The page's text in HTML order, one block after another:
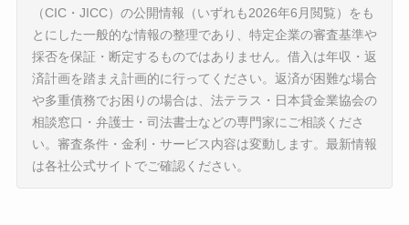
（CIC・JICC）の公開情報（いずれも2026年6月閲覧）をも
とにした一般的な情報の整理であり、特定企業の審査基準や
採否を保証・断定するものではありません。借入は年収・返
済計画を踏まえ計画的に行ってください。返済が困難な場合
や多重債務でお困りの場合は、法テラス・日本貸金業協会の
相談窓口・弁護士・司法書士などの専門家にご相談くださ
い。審査条件・金利・サービス内容は変動します。最新情報
は各社公式サイトでご確認ください。